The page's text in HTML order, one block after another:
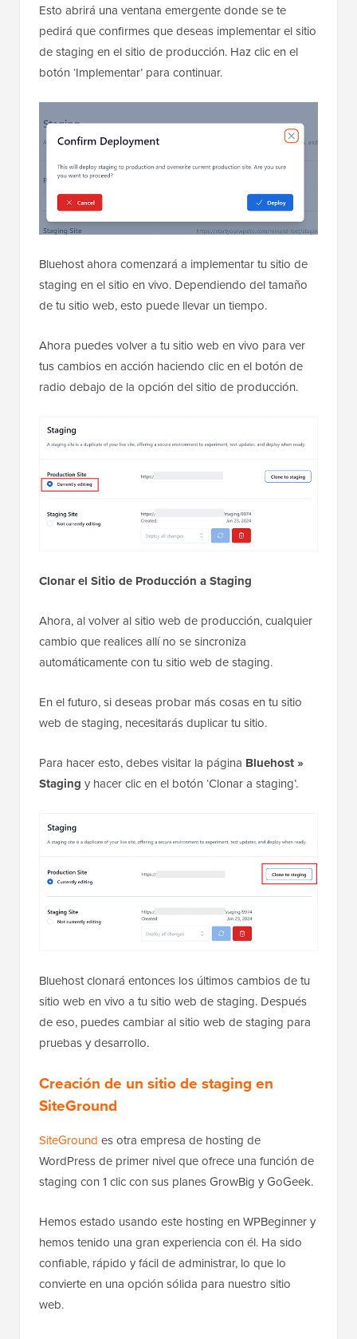
Esto abrirá una ventana emergente donde se te
pedirá que confirmes que deseas implementar el sitio
de staging en el sitio de producción. Haz clic en el
botón ‘Implementar’ para continuar.
Bluehost ahora comenzará a implementar tu sitio de
staging en el sitio en vivo. Dependiendo del tamaño
de tu sitio web, esto puede llevar un tiempo.
Ahora puedes volver a tu sitio web en vivo para ver
tus cambios en acción haciendo clic en el botón de
radio debajo de la opción del sitio de producción.
Clonar el Sitio de Producción a Staging
Ahora, al volver al sitio web de producción, cualquier
cambio que realices allí no se sincroniza
automáticamente con tu sitio web de staging.
En el futuro, si deseas probar más cosas en tu sitio
web de staging, necesitarás duplicar tu sitio.
Para hacer esto, debes visitar la página Bluehost »
Staging y hacer clic en el botón ‘Clonar a staging’.
Bluehost clonará entonces los últimos cambios de tu
sitio web en vivo a tu sitio web de staging. Después
de eso, puedes cambiar al sitio web de staging para
pruebas y desarrollo.
Creación de un sitio de staging en
SiteGround
SiteGround es otra empresa de hosting de
WordPress de primer nivel que ofrece una función de
staging con 1 clic con sus planes GrowBig y GoGeek.
Hemos estado usando este hosting en WPBeginner y
hemos tenido una gran experiencia con él. Ha sido
confiable, rápido y fácil de administrar, lo que lo
convierte en una opción sólida para nuestro sitio
web.